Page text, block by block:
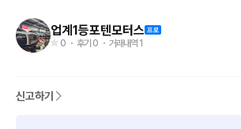
중고타이어, 신품타이어 최저가
업계1등포텐모터스
0 ・ 후기 0 ・ 거래내역 1
신고하기